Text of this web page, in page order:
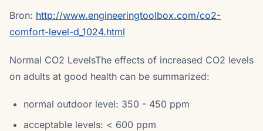
Bron: http://www.engineeringtoolbox.com/co2-
comfort-level-d_1024.html
Normal CO2 LevelsThe effects of increased CO2 levels
on adults at good health can be summarized:
normal outdoor level: 350 - 450 ppm
acceptable levels: < 600 ppm